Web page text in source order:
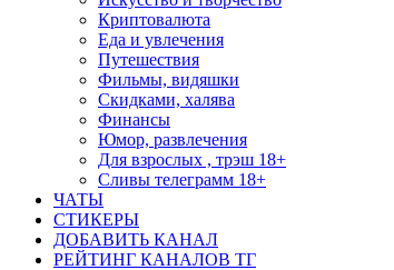
Криптовалюта
Еда и увлечения
Путешествия
Фильмы, видяшки
Скидками, халява
Финансы
Юмор, развлечения
Для взрослых , трэш 18+
Сливы телеграмм 18+
ЧАТЫ
СТИКЕРЫ
ДОБАВИТЬ КАНАЛ
РЕЙТИНГ КАНАЛОВ ТГ